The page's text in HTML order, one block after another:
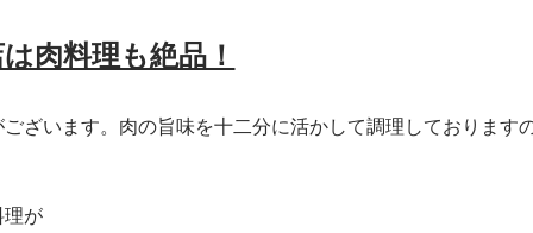
肉料理も絶品！
ざいます。肉の旨味を十二分に活かして調理しております
理が